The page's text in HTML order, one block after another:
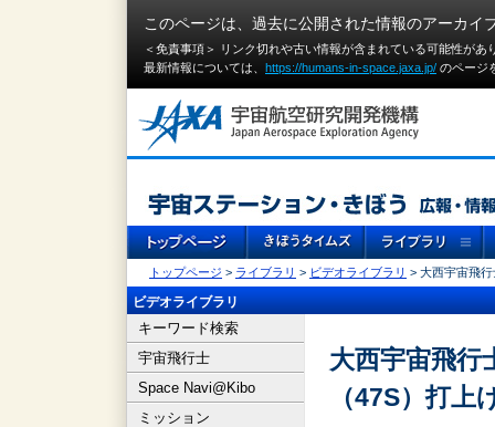
このページは、過去に公開された情報のアーカイ
＜免責事項＞ リンク切れや古い情報が含まれている可能性が
最新情報については、 https://humans-in-space.jaxa.jp/ のページ
トップページ > ライブラリ > ビデオライブラリ > 大西宇宙飛
ビデオライブラリ
キーワード検索
宇宙飛行士
Space Navi@Kibo
ミッション
大西宇宙飛行
（47S）打